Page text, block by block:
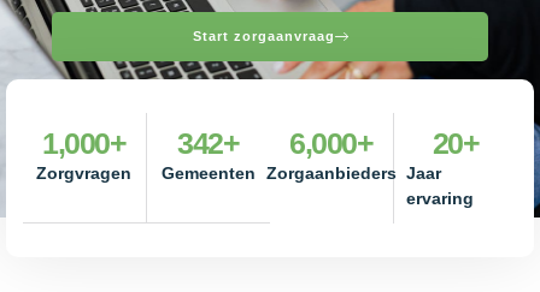
Start zorgaanvraag
Zorgvragen
1,000+
Gemeenten
342+
Zorgaanbieders
6,000+
Jaar
ervaring
20+